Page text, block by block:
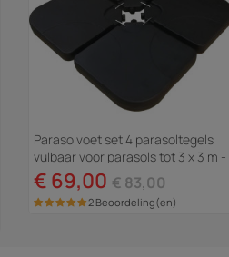
Parasolvoet set 4 parasoltegels
vulbaar voor parasols tot 3 x 3 m -
52 liter - Zwart
€ 69,00 € 83,00
2 Beoordeling(en)